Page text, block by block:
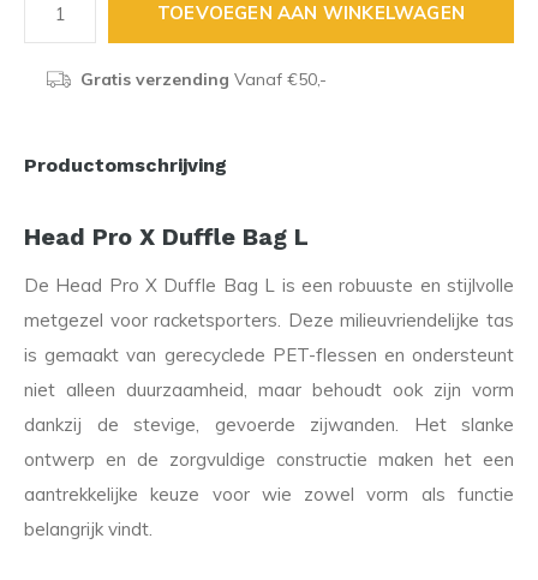
TOEVOEGEN AAN WINKELWAGEN
Gratis verzending Vanaf €50,-
Productomschrijving
Head Pro X Duffle Bag L
De Head Pro X Duffle Bag L is een robuuste en stijlvolle
metgezel voor racketsporters. Deze milieuvriendelijke tas
is gemaakt van gerecyclede PET-flessen en ondersteunt
niet alleen duurzaamheid, maar behoudt ook zijn vorm
dankzij de stevige, gevoerde zijwanden. Het slanke
ontwerp en de zorgvuldige constructie maken het een
aantrekkelijke keuze voor wie zowel vorm als functie
belangrijk vindt.